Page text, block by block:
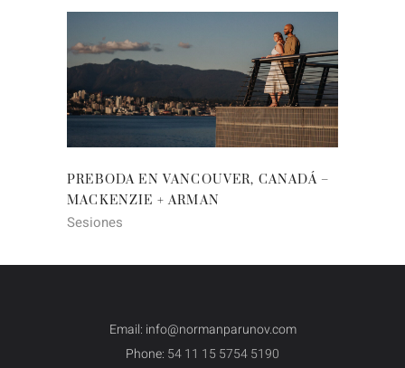
PREBODA EN VANCOUVER, CANADÁ –
MACKENZIE + ARMAN
Sesiones
Email: info@normanparunov.com
Phone: 54 11 15 5754 5190